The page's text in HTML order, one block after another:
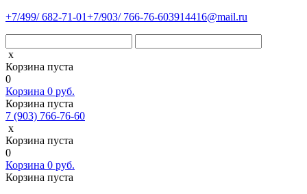
+7/499/682-71-01+7/903/766-76-603914416@mail.ru
x
Корзина пуста
0
Корзина 0 руб.
Корзина пуста
7 (903) 766-76-60
x
Корзина пуста
0
Корзина 0 руб.
Корзина пуста